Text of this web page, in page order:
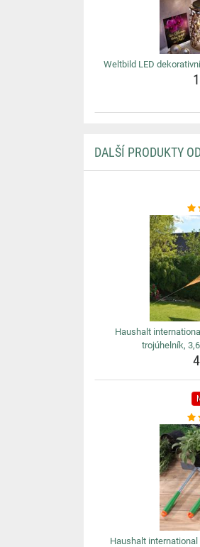
Weltbild LED
DALŠÍ PRODUKTY
Haushalt
trojúhelník,
Haushalt international